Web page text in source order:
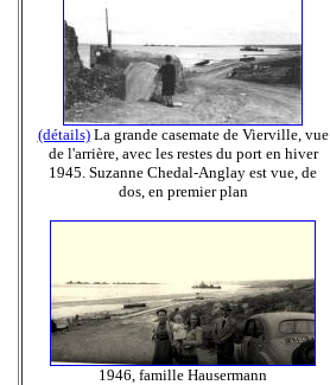
(détails)La grande casemate de Vierville, vue
de l'arrière, avec les restes du port en hiver
1945. Suzanne Chedal-Anglay est vue, de
dos, en premier plan
1946, famille Hausermann